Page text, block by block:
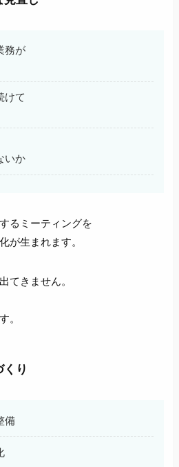
務が
けて
いか
るミーティングを
が生まれます。
てきません。
。
くり
備